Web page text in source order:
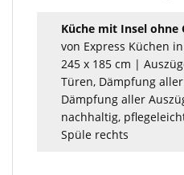
Küche mit Insel ohne
von Express Küchen
245 x 185 cm |
Türen, Dämpfung
Dämpfung aller
nachhaltig,
Spüle rechts